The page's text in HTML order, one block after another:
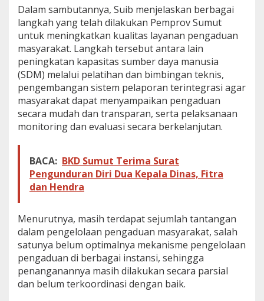
a
t
Dalam sambutannya, Suib menjelaskan berbagai
langkah yang telah dilakukan Pemprov Sumut
untuk meningkatkan kualitas layanan pengaduan
masyarakat. Langkah tersebut antara lain
peningkatan kapasitas sumber daya manusia
(SDM) melalui pelatihan dan bimbingan teknis,
pengembangan sistem pelaporan terintegrasi agar
masyarakat dapat menyampaikan pengaduan
secara mudah dan transparan, serta pelaksanaan
monitoring dan evaluasi secara berkelanjutan.
BACA: BKD Sumut Terima Surat
Pengunduran Diri Dua Kepala Dinas, Fitra
dan Hendra
Menurutnya, masih terdapat sejumlah tantangan
dalam pengelolaan pengaduan masyarakat, salah
satunya belum optimalnya mekanisme pengelolaan
pengaduan di berbagai instansi, sehingga
penanganannya masih dilakukan secara parsial
dan belum terkoordinasi dengan baik.